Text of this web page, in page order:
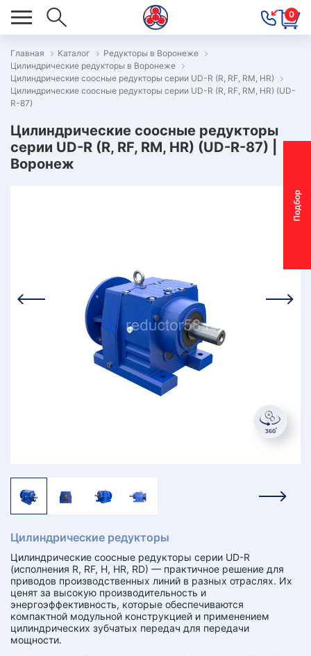
0
П
о
д
б
о
р
м
о
т
о
р
-
р
е
д
у
к
т
о
р
Главная Каталог
Редукторы в Воронеже
Цилиндрические редукторы в Воронеже
Цилиндрические соосные редукторы серии UD-R (R, RF, RM, HR)
Цилиндрические соосные редукторы серии UD-R (R, RF, RM, HR) (UD-
R-87)
Цилиндрические соосные редукторы
серии UD-R (R, RF, RM, HR) (UD-R-87) |
Воронеж
Цилиндрические редукторы
Цилиндрические соосные редукторы серии UD-R
(исполнения R, RF, H, HR, RD) — практичное решение для
приводов производственных линий в разных отраслях. Их
ценят за высокую производительность и
энергоэффективность, которые обеспечиваются
компактной модульной конструкцией и применением
цилиндрических зубчатых передач для передачи
мощности.